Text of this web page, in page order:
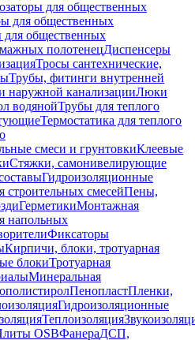
для общественных
для общественных
для общественных
полотенецДиспенсеры
Тросы сантехнические,
Трубы, фитинги внутренней
наружной канализацииЛюки
водянойТрубы для теплого
Термостатика для теплого
смеси и грунтовкиКлеевые
Стяжки, самонивелирующие
Гидроизоляционные
строительных смесейПены,
ГерметикиМонтажная
напольных
Фиксаторы
Кирпичи, блоки, тротуарная
блокиТротуарная
Минеральная
ПенопластПленки,
Гидроизоляционные
Теплоизоляция
OSBФанераДСП,